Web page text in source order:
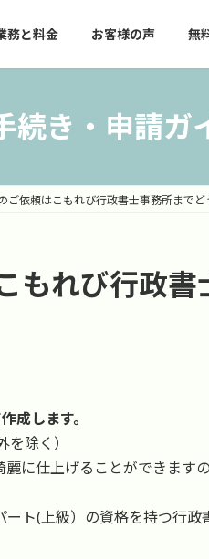
務と料金 お客様の声 無
続き・申請ガ
ご依頼はこもれび行政書士事務所までど
もれび行政
成します。
除く）
に仕上げることができます
ト(上級）の資格を持つ行政